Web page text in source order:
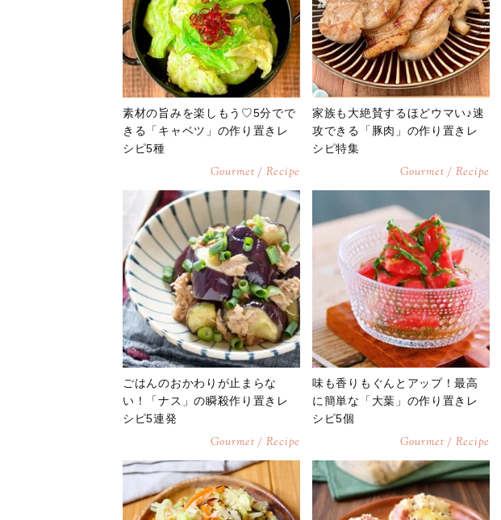
素材の旨みを楽しもう♡5分でで
きる「キャベツ」の作り置きレ
シピ5種
Gourmet / Recipe
家族も大絶賛するほどウマい♪速
攻できる「豚肉」の作り置きレ
シピ特集
Gourmet / Recipe
ごはんのおかわりが止まらな
い！「ナス」の瞬殺作り置きレ
シピ5連発
Gourmet / Recipe
味も香りもぐんとアップ！最高
に簡単な「大葉」の作り置きレ
シピ5個
Gourmet / Recipe